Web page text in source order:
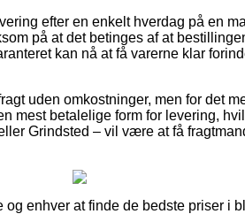
efter en enkelt hverdag på en
på at det betinges af at
kan nå at få varerne klar
uden omkostninger, men for det
mest betalelige form for levering,
Grindsted – vil være at få
enhver at finde de bedste priser i